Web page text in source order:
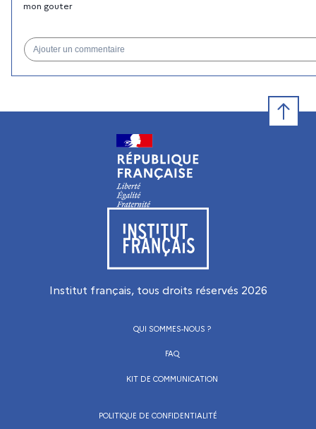
mon gouter
Ajouter un commentaire
Visiter le site de l’Institut français
Institut français, tous droits réservés 2026
QUI SOMMES-NOUS ?
FAQ
KIT DE COMMUNICATION
POLITIQUE DE CONFIDENTIALITÉ